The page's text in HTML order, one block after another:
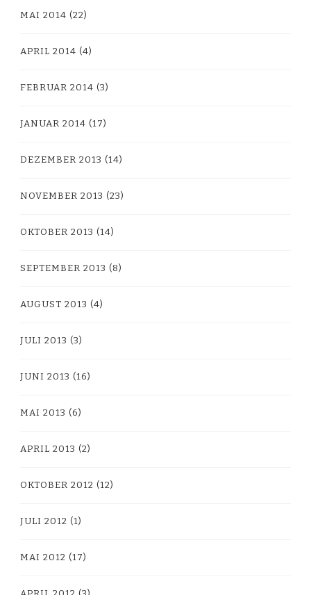
MAI 2014 (22)
APRIL 2014 (4)
FEBRUAR 2014 (3)
JANUAR 2014 (17)
DEZEMBER 2013 (14)
NOVEMBER 2013 (23)
OKTOBER 2013 (14)
SEPTEMBER 2013 (8)
AUGUST 2013 (4)
JULI 2013 (3)
JUNI 2013 (16)
MAI 2013 (6)
APRIL 2013 (2)
OKTOBER 2012 (12)
JULI 2012 (1)
MAI 2012 (17)